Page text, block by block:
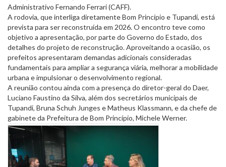
Administrativo Fernando Ferrari (CAFF).
A rodovia, que interliga diretamente Bom Princípio e Tupandi, está
prevista para ser reconstruída em 2026. O encontro teve como
objetivo a apresentação, por parte do Governo do Estado, dos
detalhes do projeto de reconstrução. Aproveitando a ocasião, os
prefeitos apresentaram demandas adicionais consideradas
fundamentais para ampliar a segurança viária, melhorar a mobilidade
urbana e impulsionar o desenvolvimento regional.
A reunião contou ainda com a presença do diretor-geral do Daer,
Luciano Faustino da Silva, além dos secretários municipais de
Tupandi, Bruna Schuh Junges e Matheus Klassmann, e da chefe de
gabinete da Prefeitura de Bom Princípio, Michele Werner.